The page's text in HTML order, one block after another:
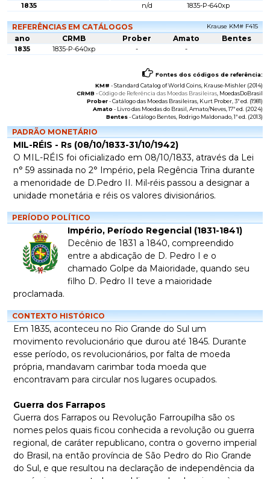
1835 n/d 1835-P-640xp
REFERÊNCIAS EM CATÁLOGOS Krause KM# F415
ano CRMB Prober Amato Bentes
1835 1835-P-640xp - -
Fontes dos códigos de referência:
KM# -Standard Catalog of World Coins , Krause-Mishler (2014)
CRMB -Código de Referência das Moedas Brasileiras , MoedasDoBrasil
Prober-Catálogo das Moedas Brasileiras , Kurt Prober, 3ª ed. (1981)
Amato - Livro das Moedas do Brasil , Amato/Neves, 17ª ed. (2024)
Bentes-Catálogo Bentes , Rodrigo Maldonado, 1ª ed. (2013)
PADRÃO MONETÁRIO
MIL-RÉIS - Rs (08/10/1833-31/10/1942)
O MIL-RÉIS foi oficializado em 08/10/1833, através da Lei
n° 59 assinada no 2° Império, pela Regência Trina durante
a menoridade de D.Pedro II. Mil-réis passou a designar a
unidade monetária e réis os valores divisionários.
PERÍODO POLÍTICO
Império, Período Regencial (1831-1841)
Decênio de 1831 a 1840, compreendido
entre a abdicação de D. Pedro I e o
chamado Golpe da Maioridade, quando seu
filho D. Pedro II teve a maioridade
proclamada.
CONTEXTO HISTÓRICO
Em 1835, aconteceu no Rio Grande do Sul um
movimento revolucionário que durou até 1845. Durante
esse período, os revolucionários, por falta de moeda
própria, mandavam carimbar toda moeda que
encontravam para circular nos lugares ocupados.
Guerra dos Farrapos
Guerra dos Farrapos ou Revolução Farroupilha são os
nomes pelos quais ficou conhecida a revolução ou guerra
regional, de caráter republicano, contra o governo imperial
do Brasil, na então província de São Pedro do Rio Grande
do Sul, e que resultou na declaração de independência da